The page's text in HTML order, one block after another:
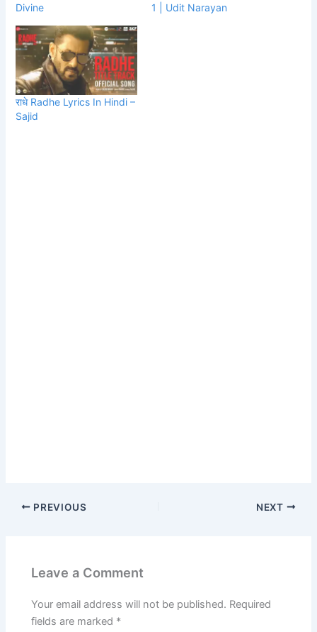
Divine
1 | Udit Narayan
राधे Radhe Lyrics In Hindi –
Sajid
PREVIOUS NEXT
Leave a Comment
Your email address will not be published. Required
fields are marked *